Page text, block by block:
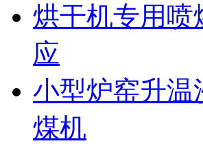
烘干机专用喷
应
小型炉窑升温
煤机